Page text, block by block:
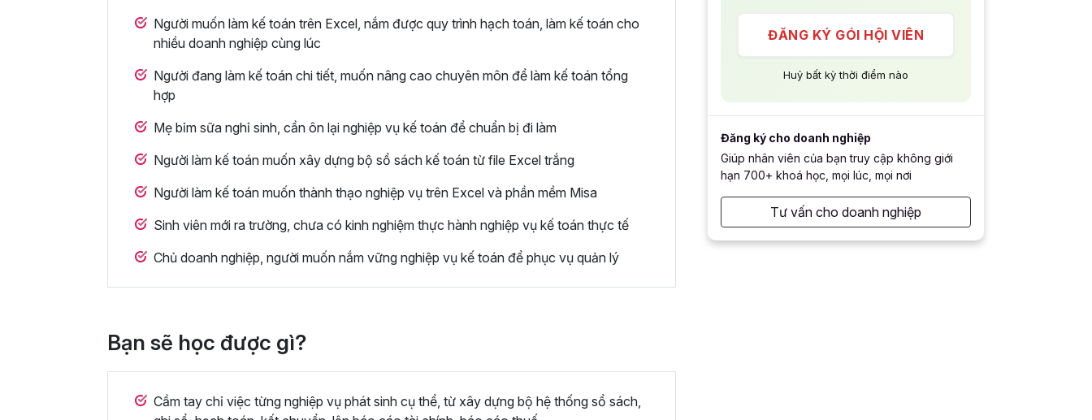
Người muốn làm kế toán trên Excel, nắm được quy trình hạch toán, làm kế toán cho
nhiều doanh nghiệp cùng lúc
Người đang làm kế toán chi tiết, muốn nâng cao chuyên môn để làm kế toán tổng
hợp
Mẹ bỉm sữa nghỉ sinh, cần ôn lại nghiệp vụ kế toán để chuẩn bị đi làm
Người làm kế toán muốn xây dựng bộ sổ sách kế toán từ file Excel trắng
Người làm kế toán muốn thành thạo nghiệp vụ trên Excel và phần mềm Misa
Sinh viên mới ra trường, chưa có kinh nghiệm thực hành nghiệp vụ kế toán thực tế
Chủ doanh nghiệp, người muốn nắm vững nghiệp vụ kế toán để phục vụ quản lý
Bạn sẽ học được gì?
Cầm tay chỉ việc từng nghiệp vụ phát sinh cụ thể, từ xây dựng bộ hệ thống sổ sách,
ĐĂNG KÝ GÓI HỘI VIÊN
Huỷ bất kỳ thời điểm nào
Đăng ký cho doanh nghiệp
Giúp nhân viên của bạn truy cập không giới
hạn 700+ khoá học, mọi lúc, mọi nơi
Tư vấn cho doanh nghiệp